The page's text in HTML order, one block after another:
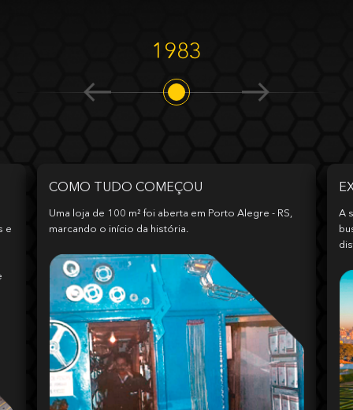
1983
e
COMO TUDO COMEÇOU
Uma loja de 100 m² foi aberta em Porto Alegre - RS,
marcando o início da história.
A